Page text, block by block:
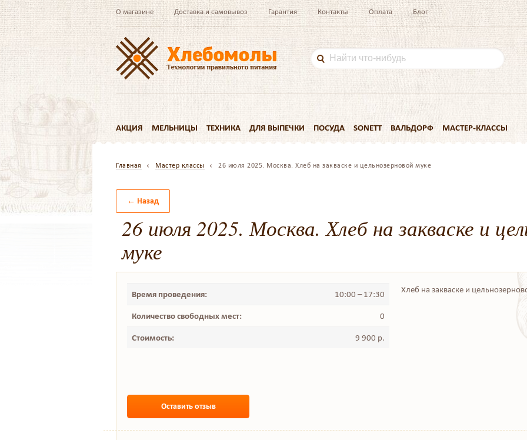
О магазине Доставка и самовывоз Гарантия Контакты Оплата Блог
АКЦИЯ МЕЛЬНИЦЫ ТЕХНИКА ДЛЯ ВЫПЕЧКИ ПОСУДА SONETT ВАЛЬДОРФ МАСТЕР-КЛАССЫ
Главная Мастер классы 26 июля 2025. Москва. Хлеб на закваске и цельнозерновой муке
← Назад
26 июля 2025. Москва. Хлеб на закваске и
муке
Время проведения: 10:00 – 17:30
Количество свободных мест: 0
Стоимость: 9 900 р.
Оставить отзыв
Хлеб на закваске и